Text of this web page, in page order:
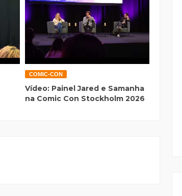
COMIC-CON
Vídeo: Painel Jared e Samanha
na Comic Con Stockholm 2026